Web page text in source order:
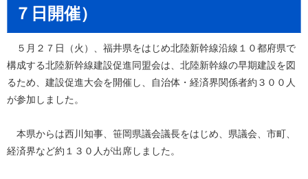
７日開催）
５月２７日（火）、福井県をはじめ北陸新幹線沿線１０都府県で
構成する北陸新幹線建設促進同盟会は、北陸新幹線の早期建設を図
るため、建設促進大会を開催し、自治体・経済界関係者約３００人
が参加しました。
本県からは西川知事、笹岡県議会議長をはじめ、県議会、市町、
経済界など約１３０人が出席しました。